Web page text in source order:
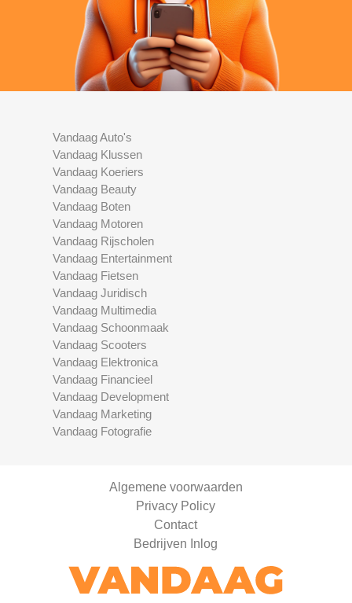
Vandaag Auto's
Vandaag Klussen
Vandaag Koeriers
Vandaag Beauty
Vandaag Boten
Vandaag Motoren
Vandaag Rijscholen
Vandaag Entertainment
Vandaag Fietsen
Vandaag Juridisch
Vandaag Multimedia
Vandaag Schoonmaak
Vandaag Scooters
Vandaag Elektronica
Vandaag Financieel
Vandaag Development
Vandaag Marketing
Vandaag Fotografie
Algemene voorwaarden
Privacy Policy
Contact
Bedrijven Inlog